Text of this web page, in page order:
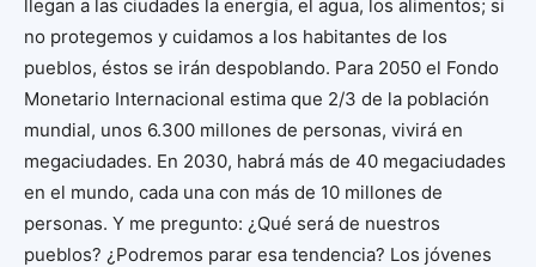
llegan a las ciudades la energía, el agua, los alimentos; si
no protegemos y cuidamos a los habitantes de los
pueblos, éstos se irán despoblando. Para 2050 el Fondo
Monetario Internacional estima que 2/3 de la población
mundial, unos 6.300 millones de personas, vivirá en
megaciudades. En 2030, habrá más de 40 megaciudades
en el mundo, cada una con más de 10 millones de
personas. Y me pregunto: ¿Qué será de nuestros
pueblos? ¿Podremos parar esa tendencia? Los jóvenes